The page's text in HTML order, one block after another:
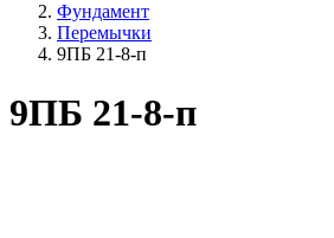
Фундамент
Перемычки
9ПБ 21-8-п
9ПБ 21-8-п